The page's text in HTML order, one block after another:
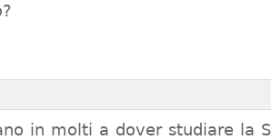
in molti a dover studiare la